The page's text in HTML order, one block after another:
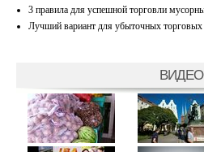
3 правила для успешной торговли
Лучший вариант для убыточных
ВИДЕО